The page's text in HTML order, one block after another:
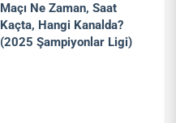
Maçı Ne Zaman, Saat
Kaçta, Hangi Kanalda?
(2025 Şampiyonlar Ligi)